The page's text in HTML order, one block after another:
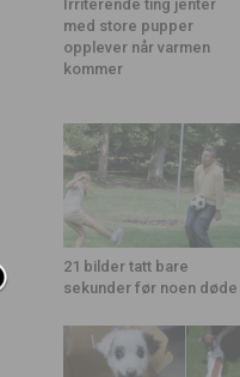
Irriterende ting jenter
med store pupper
opplever når varmen
kommer
21 bilder tatt bare
sekunder før noen døde